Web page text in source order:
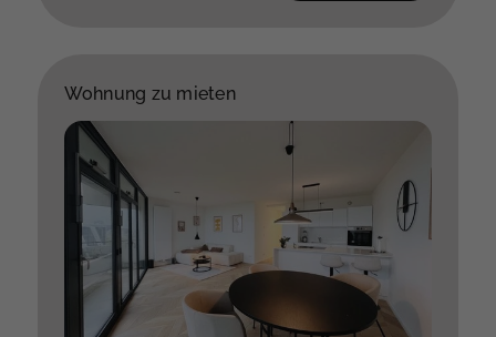
Wohnung zu mieten